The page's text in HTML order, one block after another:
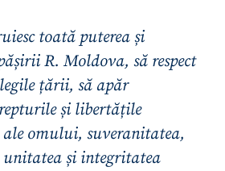
toată puterea și
R. Moldova, să respect
țării, să apăr
și libertățile
omului, suveranitatea,
unitatea și integritatea